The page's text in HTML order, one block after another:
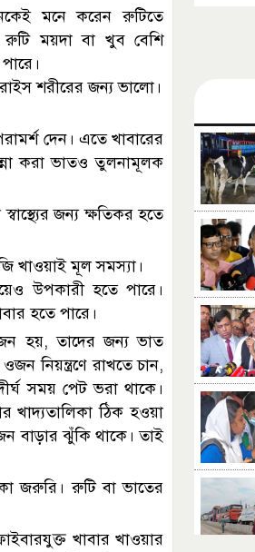
মনে করেন রুটিতে
রুটি ময়দা বা খুব বেশি
শরীরের জন্য ভালো।
দেন। এতে খাবারের
করা ভাতও তুলনামূলক
জন্য ক্ষতিকর হতে
খাওয়াই মূল সমস্যা।
উপকারী হতে পারে।
হতে পারে।
হয়, তাদের জন্য ভাত
নিয়ন্ত্রণে রাখতে চান,
সময় পেট ভরা থাকে।
ঠিক হওয়া
বাড়ার ঝুঁকি থাকে। তাই
জরুরি। রুটি বা ভাতের
খাবার খাওয়ার